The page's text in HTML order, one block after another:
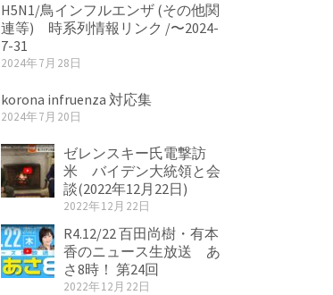
H5N1/鳥インフルエンザ (その他関
連等) 時系列情報リンク /〜2024-
7-31
2024年7月28日
korona infruenza 対応集
2024年7月20日
ゼレンスキー氏電撃訪
米 バイデン大統領と会
談(2022年12月22日)
2022年12月22日
R4.12/22 百田尚樹・有本
香のニュース生放送 あ
さ8時！ 第24回
2022年12月22日